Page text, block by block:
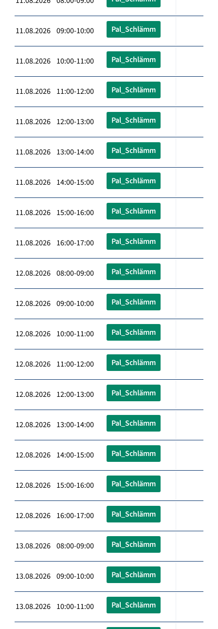
11.08.2026 09:00-10:00 Pal_Schlämm
11.08.2026 10:00-11:00 Pal_Schlämm
11.08.2026 11:00-12:00 Pal_Schlämm
11.08.2026 12:00-13:00 Pal_Schlämm
11.08.2026 13:00-14:00 Pal_Schlämm
11.08.2026 14:00-15:00 Pal_Schlämm
11.08.2026 15:00-16:00 Pal_Schlämm
11.08.2026 16:00-17:00 Pal_Schlämm
12.08.2026 08:00-09:00 Pal_Schlämm
12.08.2026 09:00-10:00 Pal_Schlämm
12.08.2026 10:00-11:00 Pal_Schlämm
12.08.2026 11:00-12:00 Pal_Schlämm
12.08.2026 12:00-13:00 Pal_Schlämm
12.08.2026 13:00-14:00 Pal_Schlämm
12.08.2026 14:00-15:00 Pal_Schlämm
12.08.2026 15:00-16:00 Pal_Schlämm
12.08.2026 16:00-17:00 Pal_Schlämm
13.08.2026 08:00-09:00 Pal_Schlämm
13.08.2026 09:00-10:00 Pal_Schlämm
13.08.2026 10:00-11:00 Pal_Schlämm